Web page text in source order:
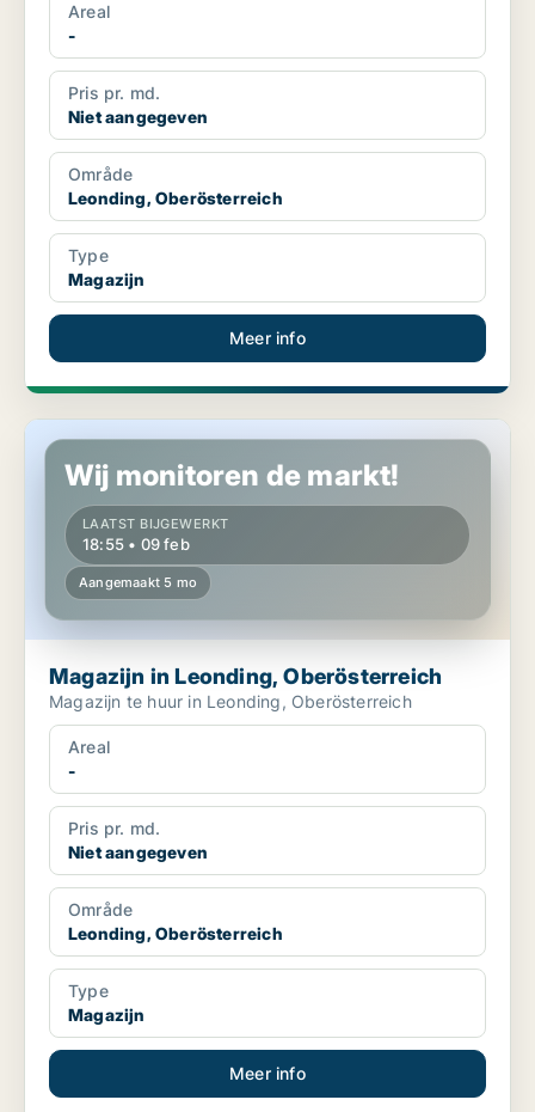
Areal
-
Pris pr. md.
Niet aangegeven
Område
Leonding, Oberösterreich
Type
Magazijn
Meer info
Magazijn in Leonding, Oberösterreich
Wij monitoren de markt!
LAATST BIJGEWERKT
18:55 • 09 feb
Aangemaakt 5 mo
Magazijn in Leonding, Oberösterreich
Magazijn te huur in Leonding, Oberösterreich
Areal
-
Pris pr. md.
Niet aangegeven
Område
Leonding, Oberösterreich
Type
Magazijn
Meer info